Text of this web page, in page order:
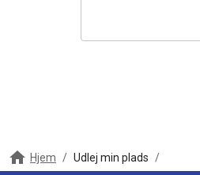
Hjem / Udlej min plads /